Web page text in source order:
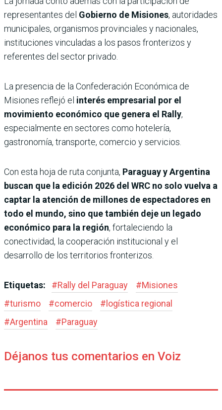
representantes del Gobierno de Misiones, autoridades
municipales, organismos provinciales y nacionales,
instituciones vinculadas a los pasos fronterizos y
referentes del sector privado.
La presencia de la Confederación Económica de
Misiones reflejó el interés empresarial por el
movimiento económico que genera el Rally,
especialmente en sectores como hotelería,
gastronomía, transporte, comercio y servicios.
Con esta hoja de ruta conjunta, Paraguay y Argentina
buscan que la edición 2026 del WRC no solo vuelva a
captar la atención de millones de espectadores en
todo el mundo, sino que también deje un legado
económico para la región, fortaleciendo la
conectividad, la cooperación institucional y el
desarrollo de los territorios fronterizos.
Etiquetas: #Rally del Paraguay #Misiones
#turismo #comercio #logística regional
#Argentina #Paraguay
Déjanos tus comentarios en Voiz